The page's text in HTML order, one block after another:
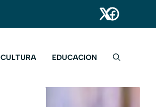
CULTURA EDUCACION